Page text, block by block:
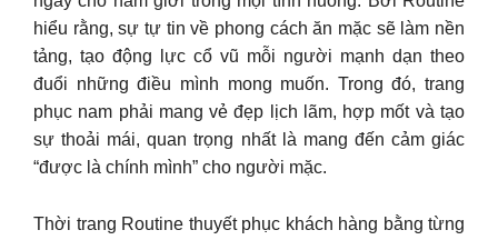
hiểu rằng, sự tự tin về phong cách ăn mặc sẽ làm nền
tảng, tạo động lực cổ vũ mỗi người mạnh dạn theo
đuổi những điều mình mong muốn. Trong đó, trang
phục nam phải mang vẻ đẹp lịch lãm, hợp mốt và tạo
sự thoải mái, quan trọng nhất là mang đến cảm giác
“được là chính mình” cho người mặc.
Thời trang Routine thuyết phục khách hàng bằng từng